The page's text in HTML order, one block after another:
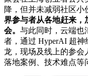
降，但并未减弱社区小
界参与者从各地赶来
会。 与此同时，云端也
者，通过 HyperAI 超
龙，现场及线上的参会
落地案例、技术难点等